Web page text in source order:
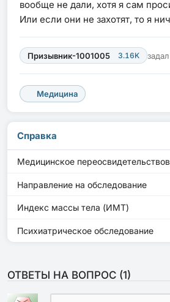
вообще не дали, хотя я сам
Или если они не захотят, то я
Призывник-1001005 3.16K
Медицина
Справка
Медицинское
Направление на обследование
Индекс массы тела (ИМТ)
Психиатрическое обследование
ОТВЕТЫ НА ВОПРОС (1)